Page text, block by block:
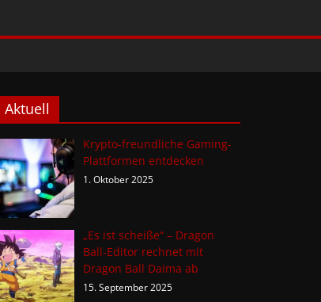
Aktuell
Krypto-freundliche Gaming-
Plattformen entdecken
1. Oktober 2025
„Es ist scheiße“ – Dragon
Ball-Editor rechnet mit
Dragon Ball Daima ab
15. September 2025